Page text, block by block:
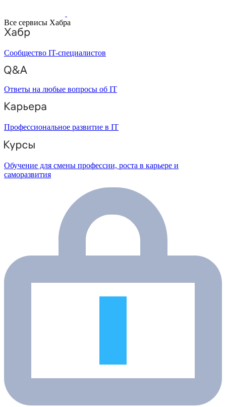
Все сервисы Хабра
Сообщество IT-специалистов
Ответы на любые вопросы об IT
Профессиональное развитие в IT
Обучение для смены профессии, роста в карьере и
саморазвития